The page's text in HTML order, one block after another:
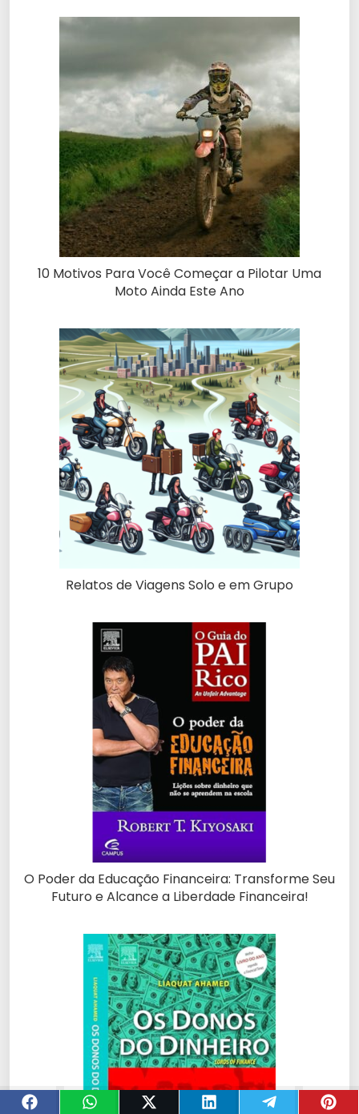
10 Motivos Para Você Começar a Pilotar Uma
Moto Ainda Este Ano
Relatos de Viagens Solo e em Grupo
O Poder da Educação Financeira: Transforme Seu
Futuro e Alcance a Liberdade Financeira!